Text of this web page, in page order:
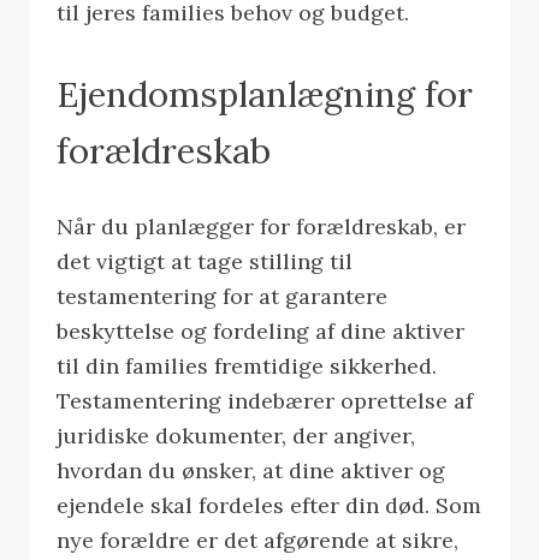
til jeres families behov og budget.
Ejendomsplanlægning for
forældreskab
Når du planlægger for forældreskab, er
det vigtigt at tage stilling til
testamentering for at garantere
beskyttelse og fordeling af dine aktiver
til din families fremtidige sikkerhed.
Testamentering indebærer oprettelse af
juridiske dokumenter, der angiver,
hvordan du ønsker, at dine aktiver og
ejendele skal fordeles efter din død. Som
nye forældre er det afgørende at sikre,